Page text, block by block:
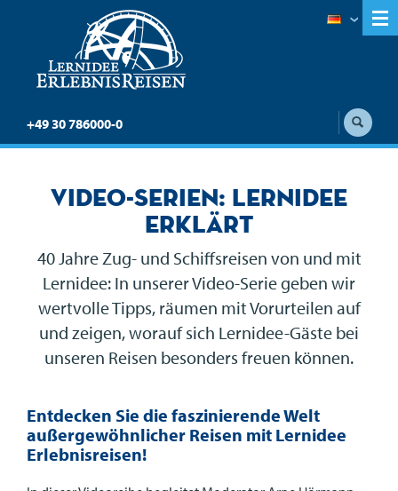
+49 30 786000-0
Video-Serien: Lernidee
erklärt
40 Jahre Zug- und Schiffsreisen von und mit
Lernidee: In unserer Video-Serie geben wir
wertvolle Tipps, räumen mit Vorurteilen auf
und zeigen, worauf sich Lernidee-Gäste bei
unseren Reisen besonders freuen können.
Entdecken Sie die faszinierende Welt
außergewöhnlicher Reisen mit Lernidee
Erlebnisreisen!